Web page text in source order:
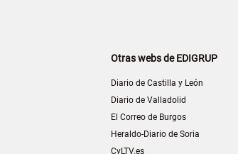
Otras webs de EDIGRUP
Diario de Castilla y León
Diario de Valladolid
El Correo de Burgos
Heraldo-Diario de Soria
CyLTV.es